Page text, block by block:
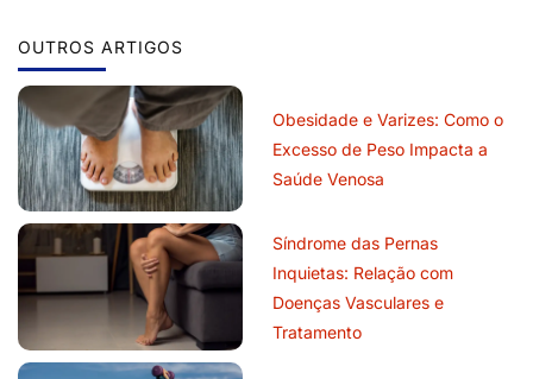
OUTROS ARTIGOS
Obesidade e Varizes: Como o
Excesso de Peso Impacta a
Saúde Venosa
Síndrome das Pernas
Inquietas: Relação com
Doenças Vasculares e
Tratamento